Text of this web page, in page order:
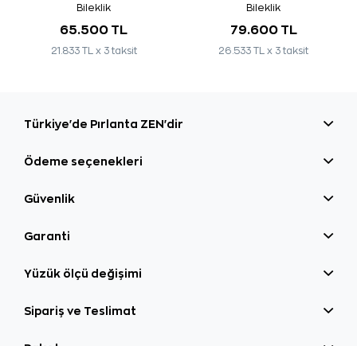
Bileklik
65.500 TL
21.833 TL x 3 taksit
Bileklik
79.600 TL
26.533 TL x 3 taksit
Türkiye'de Pırlanta ZEN'dir
Ödeme seçenekleri
Güvenlik
Garanti
Yüzük ölçü değişimi
Sipariş ve Teslimat